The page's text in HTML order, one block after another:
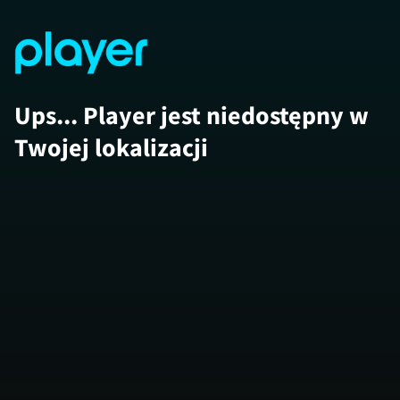
Ups... Player jest niedostępny w
Twojej lokalizacji